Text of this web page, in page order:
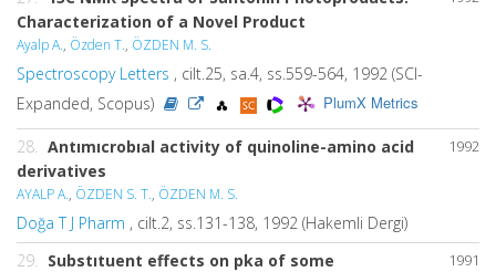
Characterization of a Novel Product
Ayalp A., Özden T., ÖZDEN M. S.
Spectroscopy Letters , cilt.25, sa.4, ss.559-564, 1992 (SCI-
Expanded, Scopus)
PlumX Metrics
1992
28. Antımıcrobıal activity of quinoline-amino acid
derivatives
AYALP A., ÖZDEN S. T., ÖZDEN M. S.
Doğa T J Pharm , cilt.2, ss.131-138, 1992 (Hakemli Dergi)
1991
29. Substıtuent effects on pka of some